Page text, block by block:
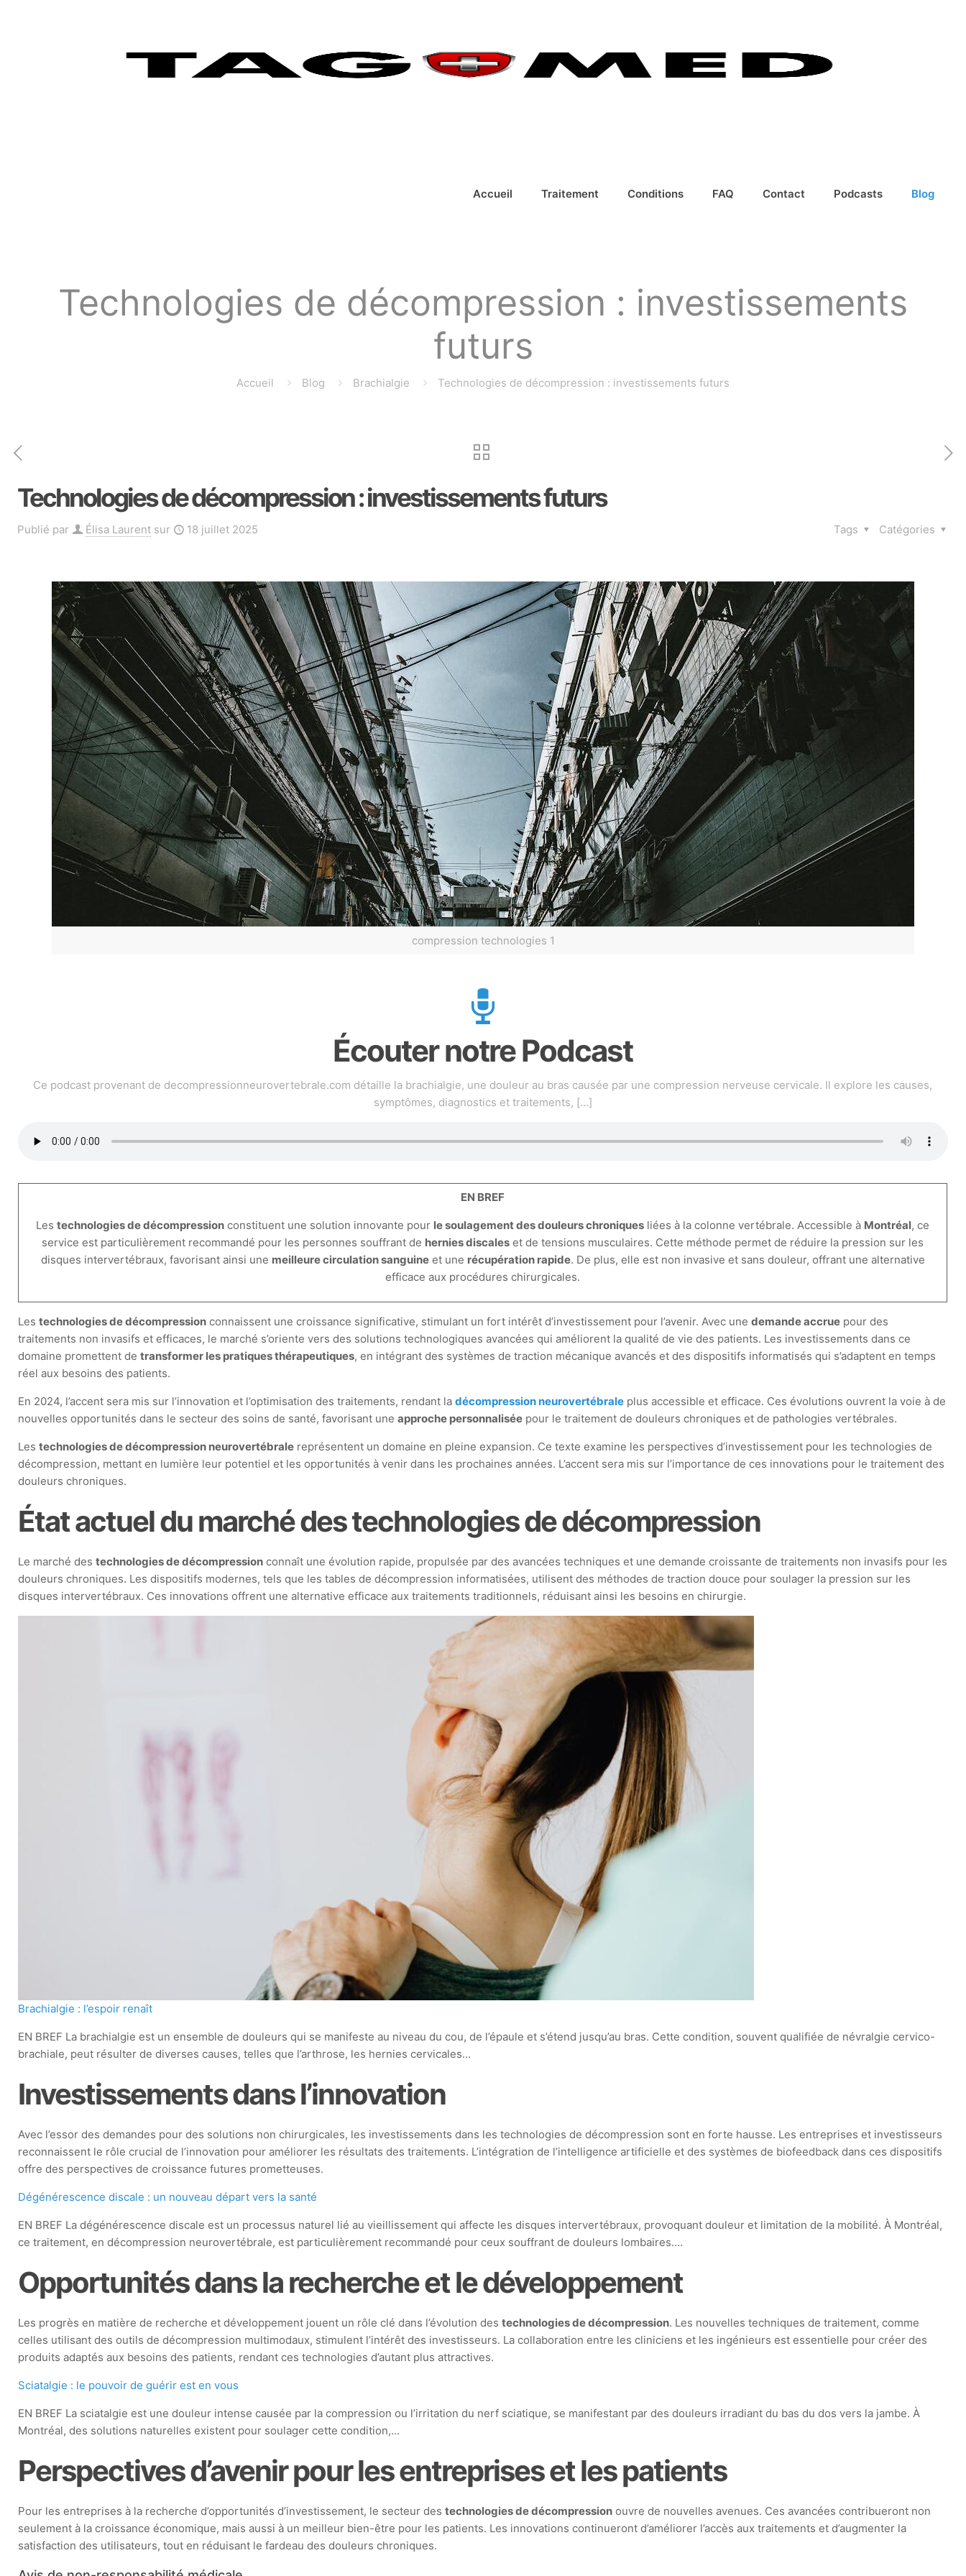
Accueil Traitement Conditions FAQ Contact Podcasts Blog
Technologies de décompression : investissements
futurs
Accueil Blog Brachialgie Technologies de décompression : investissements futurs
Technologies de décompression : investissements futurs
Publié par Élisa Laurent sur 18 juillet 2025 Catégories
Tags
compression technologies 1
Écouter notre Podcast
Ce podcast provenant de decompressionneurovertebrale.com détaille la brachialgie, une douleur au bras causée par une compression nerveuse cervicale. Il explore les causes,
symptômes, diagnostics et traitements, […]
EN BREF
Lestechnologies de décompression constituent une solution innovante pour le soulagement des douleurs chroniques liées à la colonne vertébrale. Accessible à Montréal, ce
service est particulièrement recommandé pour les personnes souffrant de hernies discales et de tensions musculaires. Cette méthode permet de réduire la pression sur les
disques intervertébraux, favorisant ainsi une meilleure circulation sanguineet une récupération rapide. De plus, elle est non invasive et sans douleur, offrant une alternative
efficace aux procédures chirurgicales.
Lestechnologies de décompression connaissent une croissance significative, stimulant un fort intérêt d’investissement pour l’avenir. Avec unedemande accrue pour des
traitements non invasifs et efficaces, le marché s’oriente vers des solutions technologiques avancées qui améliorent la qualité de vie des patients. Les investissements dans ce
domaine promettent detransformer les pratiques thérapeutiques, en intégrant des systèmes de traction mécanique avancés et des dispositifs informatisés qui s’adaptent en temps
réel aux besoins des patients.
En 2024, l’accent sera mis sur l’innovation et l’optimisation des traitements, rendant ladécompression neurovertébrale plus accessible et efficace. Ces évolutions ouvrent la voie à de
nouvelles opportunités dans le secteur des soins de santé, favorisant uneapproche personnalisée pour le traitement de douleurs chroniques et de pathologies vertébrales.
Lestechnologies de décompression neurovertébrale représentent un domaine en pleine expansion. Ce texte examine les perspectives d’investissement pour les technologies de
décompression, mettant en lumière leur potentiel et les opportunités à venir dans les prochaines années. L’accent sera mis sur l’importance de ces innovations pour le traitement des
douleurs chroniques.
État actuel du marché des technologies de décompression
Le marché destechnologies de décompression connaît une évolution rapide, propulsée par des avancées techniques et une demande croissante de traitements non invasifs pour les
douleurs chroniques. Les dispositifs modernes, tels que les tables de décompression informatisées, utilisent des méthodes de traction douce pour soulager la pression sur les
disques intervertébraux. Ces innovations offrent une alternative efficace aux traitements traditionnels, réduisant ainsi les besoins en chirurgie.
Brachialgie : l’espoir renaît
EN BREF La brachialgie est un ensemble de douleurs qui se manifeste au niveau du cou, de l’épaule et s’étend jusqu’au bras. Cette condition, souvent qualifiée de névralgie cervico-
brachiale, peut résulter de diverses causes, telles que l’arthrose, les hernies cervicales…
Investissements dans l’innovation
Avec l’essor des demandes pour des solutions non chirurgicales, les investissements dans les technologies de décompression sont en forte hausse. Les entreprises et investisseurs
reconnaissent le rôle crucial de l’innovation pour améliorer les résultats des traitements. L’intégration de l’intelligence artificielle et des systèmes de biofeedback dans ces dispositifs
offre des perspectives de croissance futures prometteuses.
Dégénérescence discale : un nouveau départ vers la santé
EN BREF La dégénérescence discale est un processus naturel lié au vieillissement qui affecte les disques intervertébraux, provoquant douleur et limitation de la mobilité. À Montréal,
ce traitement, en décompression neurovertébrale, est particulièrement recommandé pour ceux souffrant de douleurs lombaires.…
Opportunités dans la recherche et le développement
Les progrès en matière de recherche et développement jouent un rôle clé dans l’évolution destechnologies de décompression. Les nouvelles techniques de traitement, comme
celles utilisant des outils de décompression multimodaux, stimulent l’intérêt des investisseurs. La collaboration entre les cliniciens et les ingénieurs est essentielle pour créer des
produits adaptés aux besoins des patients, rendant ces technologies d’autant plus attractives.
Sciatalgie : le pouvoir de guérir est en vous
EN BREF La sciatalgie est une douleur intense causée par la compression ou l’irritation du nerf sciatique, se manifestant par des douleurs irradiant du bas du dos vers la jambe. À
Montréal, des solutions naturelles existent pour soulager cette condition,…
Perspectives d’avenir pour les entreprises et les patients
Pour les entreprises à la recherche d’opportunités d’investissement, le secteur destechnologies de décompression ouvre de nouvelles avenues. Ces avancées contribueront non
seulement à la croissance économique, mais aussi à un meilleur bien-être pour les patients. Les innovations continueront d’améliorer l’accès aux traitements et d’augmenter la
satisfaction des utilisateurs, tout en réduisant le fardeau des douleurs chroniques.